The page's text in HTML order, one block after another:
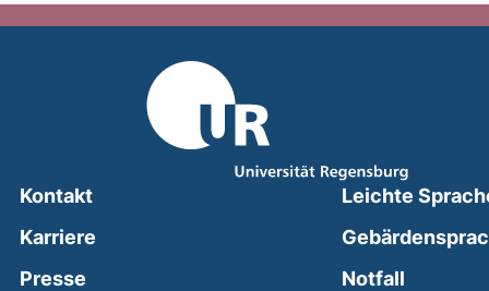
Kontakt
Karriere
Presse
Leichte
Notfall